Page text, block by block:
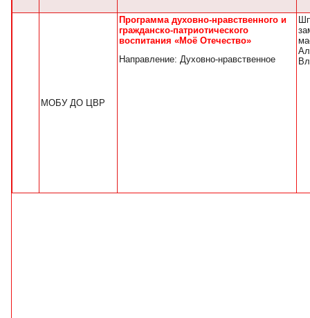
МОБУ ДО ЦВР
Программа духовно-нравственного и
гражданско-патриотического
воспитания «Моё Отечество»
Направление: Духовно-нравственное